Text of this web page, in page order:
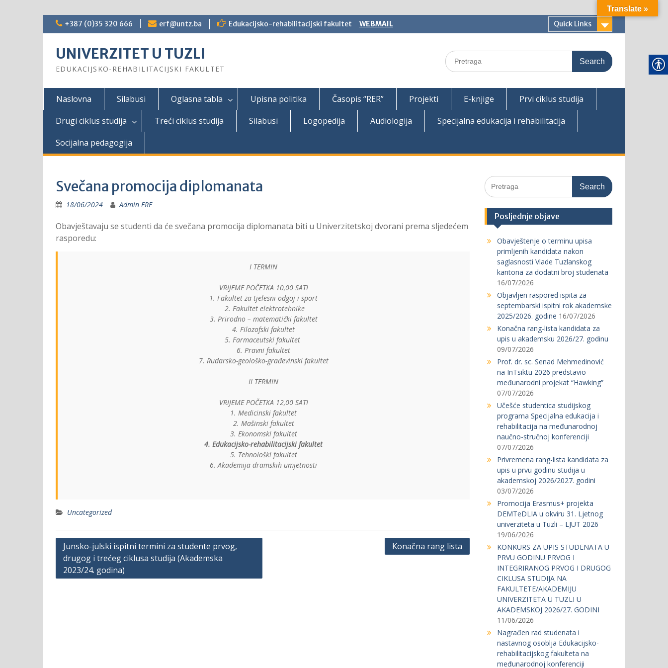
Skip
+387 (0)35 320 666 erf@untz.ba Edukacijsko-rehabilitacijski fakultet WEBMAIL Quick Links
UNIVERZITET U TUZLI
EDUKACIJSKO-REHABILITACIJSKI FAKULTET
Search
for:
Naslovna Silabusi Oglasna tabla Upisna politika Časopis “RER” Projekti E-knjige
Prvi ciklus studija
Drugi ciklus studija
Treći ciklus studija Silabusi Logopedija Audiologija
Specijalna edukacija i rehabilitacija
Socijalna pedagogija
Svečana promocija diplomanata
18/06/2024 Admin ERF
Obavještavaju se studenti da će svečana promocija diplomanata biti u Univerzitetskoj dvorani prema sljedećem
rasporedu:
I TERMIN
VRIJEME POČETKA 10,00 SATI
1. Fakultet za tjelesni odgoj i sport
2. Fakultet elektrotehnike
3. Prirodno – matematički fakultet
4. Filozofski fakultet
5. Farmaceutski fakultet
6. Pravni fakultet
7. Rudarsko-geološko-građevinski fakultet
II TERMIN
VRIJEME POČETKA 12,00 SATI
1. Medicinski fakultet
2. Mašinski fakultet
3. Ekonomski fakultet
4. Edukacijsko-rehabilitacijski fakultet
5. Tehnološki fakultet
6. Akademija dramskih umjetnosti
Uncategorized
Post
navigation
Junsko-julski ispitni termini za studente prvog,
drugog i trećeg ciklusa studija (Akademska
2023/24. godina)
Konačna rang lista
Search
for:
Posljednje objave
Obavještenje o terminu upisa
primljenih kandidata nakon
saglasnosti Vlade Tuzlanskog
kantona za dodatni broj studenata
16/07/2026
Objavljen raspored ispita za
septembarski ispitni rok akademske
2025/2026. godine 16/07/2026
Konačna rang-lista kandidata za
upis u akademsku 2026/27. godinu
09/07/2026
Prof. dr. sc. Senad Mehmedinović
na InTsiktu 2026 predstavio
međunarodni projekat “Hawking”
07/07/2026
Učešće studentica studijskog
programa Specijalna edukacija i
rehabilitacija na međunarodnoj
naučno-stručnoj konferenciji
07/07/2026
Privremena rang-lista kandidata za
upis u prvu godinu studija u
akademskoj 2026/2027. godini
03/07/2026
Promocija Erasmus+ projekta
DEMTeDLIA u okviru 31. Ljetnog
univerziteta u Tuzli – LJUT 2026
19/06/2026
KONKURS ZA UPIS STUDENATA U
PRVU GODINU PRVOG I
INTEGRIRANOG PRVOG I DRUGOG
CIKLUSA STUDIJA NA
FAKULTETE/AKADEMIJU
UNIVERZITETA U TUZLI U
AKADEMSKOJ 2026/27. GODINI
11/06/2026
Nagrađen rad studenata i
nastavnog osoblja Edukacijsko-
rehabilitacijskog fakulteta na
međunarodnoj konferenciji
Translate »